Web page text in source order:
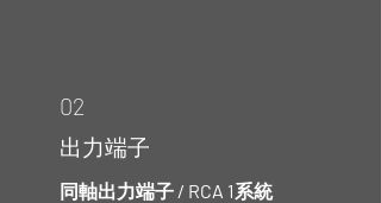
02
出力端子
同軸出力端子 / RCA 1系統